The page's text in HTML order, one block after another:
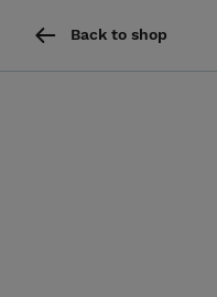
Back to shop